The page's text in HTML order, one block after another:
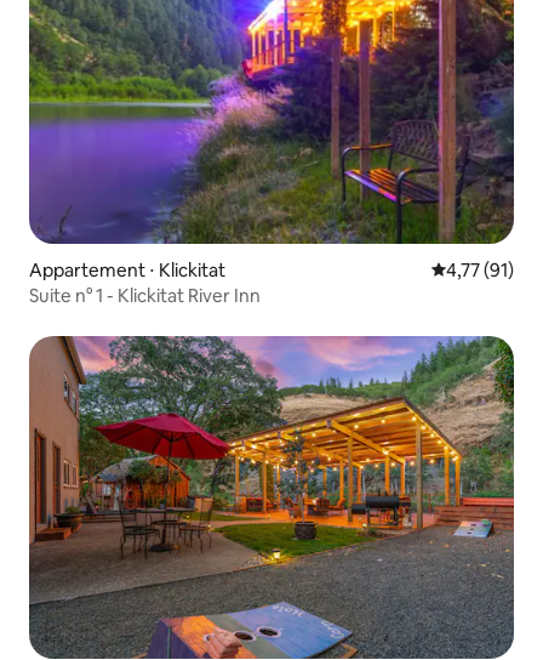
Appartement ⋅ Klickitat Évaluation
4,77 (91)
Suite n° 1 - Klickitat River Inn